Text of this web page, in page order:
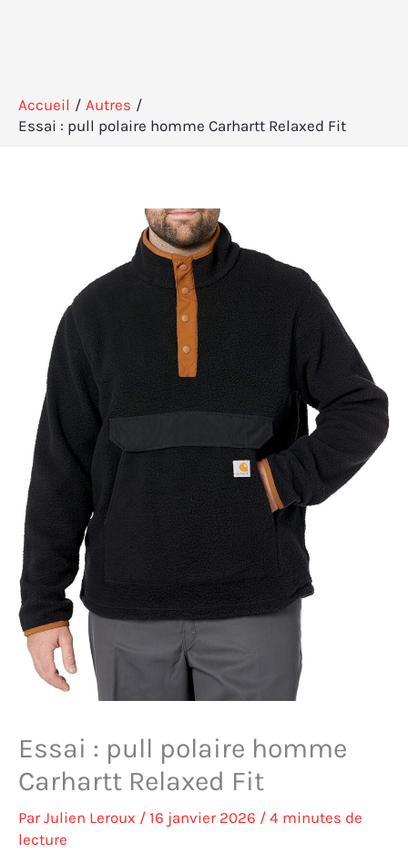
Accueil
Autres
Essai : pull polaire homme Carhartt Relaxed Fit
Essai : pull polaire homme
Carhartt Relaxed Fit
ParJulien Leroux / 16 janvier 2026 / 4 minutes de
lecture